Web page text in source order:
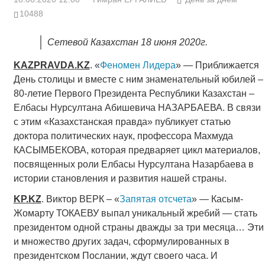
10488
Сетевой Казахстан 18 июня 2020г.
KAZPRAVDA.KZ. «Феномен Лидера» — Приближается
День столицы и вместе с ним знаменательный юбилей –
80-летие Первого Президента Республики Казахстан –
Елбасы Нурсултана Абишевича НАЗАРБАЕВА. В связи
с этим «Казахстанская правда» публикует статью
доктора политических наук, профессора Махмуда
КАСЫМБЕКОВА, которая предваряет цикл материалов,
посвященных роли Елбасы Нурсултана Назарбаева в
истории становления и развития нашей страны.
KP.KZ. Виктор ВЕРК – «Запятая отсчета» — Касым-
Жомарту ТОКАЕВУ выпал уникальный жребий — стать
президентом одной страны дважды за три месяца… Эти
и множество других задач, сформулированных в
президентском Послании, ждут своего часа. И